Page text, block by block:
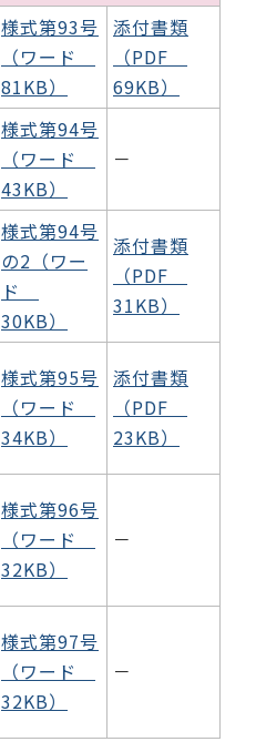
様式第93号
（ワード
81KB）
添付書類
（PDF
69KB）
様式第94号
（ワード
43KB）
－
様式第94号
の2（ワー
ド
30KB）
添付書類
（PDF
31KB）
様式第95号
（ワード
34KB）
添付書類
（PDF
23KB）
様式第96号
（ワード
32KB）
－
様式第97号
（ワード
32KB）
－